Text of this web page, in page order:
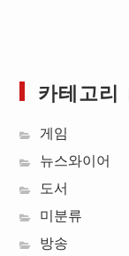
카테고리
게임
뉴스와이어
도서
미분류
방송